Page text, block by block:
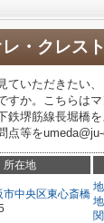
・クレス
ていただきたい
すか。こちらは
鉄堺筋線長堀橋
点等を
所在地
市中央区東心斎橋